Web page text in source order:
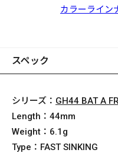
ャートタイガーカラーライン
スペック
シリーズ： GH44 BAT A
Length： 44mm
Weight： 6.1g
Type： FAST SINKING